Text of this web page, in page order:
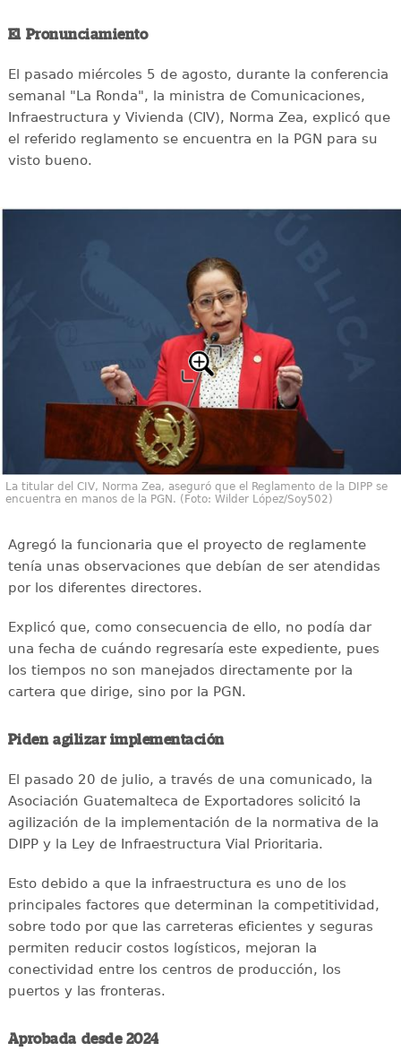
El Pronunciamiento
El pasado miércoles 5 de agosto, durante la conferencia
semanal "La Ronda", la ministra de Comunicaciones,
Infraestructura y Vivienda (CIV), Norma Zea, explicó que
el referido reglamento se encuentra en la PGN para su
visto bueno.
La titular del CIV, Norma Zea, aseguró que el Reglamento de la DIPP se
encuentra en manos de la PGN. (Foto: Wilder López/Soy502)
Agregó la funcionaria que el proyecto de reglamente
tenía unas observaciones que debían de ser atendidas
por los diferentes directores.
Explicó que, como consecuencia de ello, no podía dar
una fecha de cuándo regresaría este expediente, pues
los tiempos no son manejados directamente por la
cartera que dirige, sino por la PGN.
Piden agilizar implementación
El pasado 20 de julio, a través de una comunicado, la
Asociación Guatemalteca de Exportadores solicitó la
agilización de la implementación de la normativa de la
DIPP y la Ley de Infraestructura Vial Prioritaria.
Esto debido a que la infraestructura es uno de los
principales factores que determinan la competitividad,
sobre todo por que las carreteras eficientes y seguras
permiten reducir costos logísticos, mejoran la
conectividad entre los centros de producción, los
puertos y las fronteras.
Aprobada desde 2024